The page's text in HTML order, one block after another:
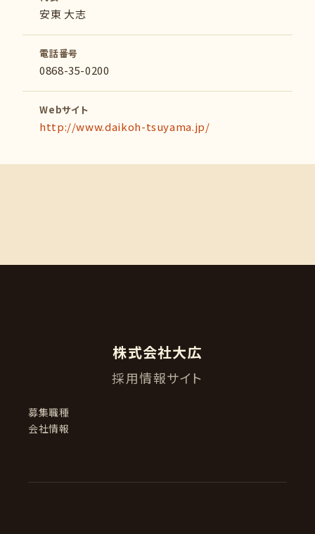
安東 大志
電話番号
0868-35-0200
Webサイト
http://www.daikoh-tsuyama.jp/
株式会社大広
採用情報サイト
募集職種
会社情報